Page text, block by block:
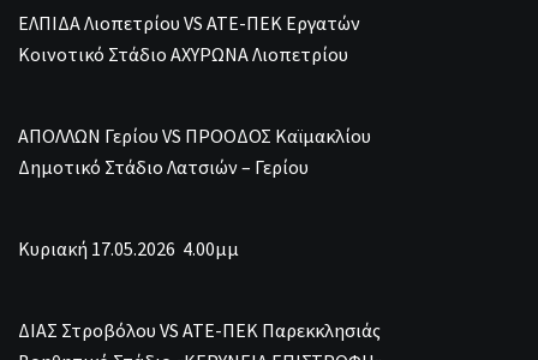
ΕΛΠΙΔΑ Λιοπετρίου VS ΑΤΕ-ΠΕΚ Εργατών
Κοινοτικό Στάδιο ΑΧΥΡΩΝΑ Λιοπετρίου
ΑΠΟΛΛΩΝ Γερίου VS ΠΡΟΟΔΟΣ Καϊμακλίου
Δημοτικό Στάδιο Λατσιών – Γερίου
Κυριακή 17.05.2026 4.00μμ
ΔΙΑΣ Στροβόλου VS ΑΤΕ-ΠΕΚ Παρεκκλησιάς